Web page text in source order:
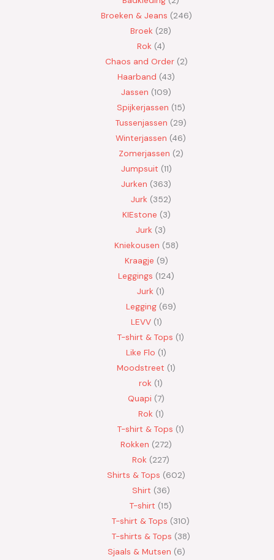
Broeken & Jeans 246
Broek 28
Rok 4
Chaos and Order 2
Haarband 43
Jassen 109
Spijkerjassen 15
Tussenjassen 29
Winterjassen 46
Zomerjassen 2
Jumpsuit 11
Jurken 363
Jurk 352
KIEstone 3
Jurk 3
Kniekousen 58
Kraagje 9
Leggings 124
Jurk 1
Legging 69
LEVV 1
T-shirt & Tops 1
Like Flo 1
Moodstreet 1
rok 1
Quapi 7
Rok 1
T-shirt & Tops 1
Rokken 272
Rok 227
Shirts & Tops 602
Shirt 36
T-shirt 15
T-shirt & Tops 310
T-shirts & Tops 38
Sjaals & Mutsen 6